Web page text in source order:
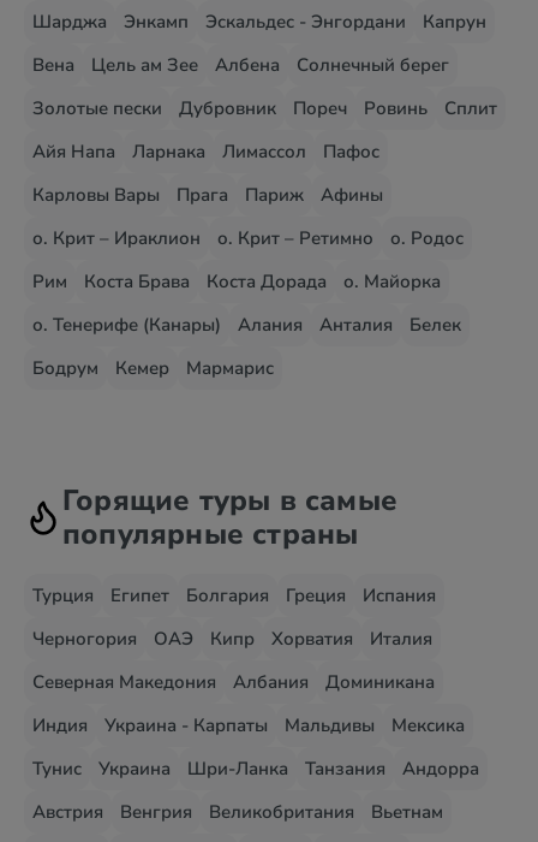
Шарджа
Энкамп Эскальдес - Энгордани
Капрун
Вена
Цель ам Зее Албена
Солнечный берег
Золотые пески
Дубровник Пореч Ровинь
Сплит
Айя Напа
Ларнака Лимассол
Пафос
Карловы Вары
Прага Париж
Афины
о. Крит – Ираклион
о. Крит – Ретимно
о. Родос
Рим
Коста Брава Коста Дорада
о. Майорка
о. Тенерифе (Канары)
Алания Анталия
Белек
Бодрум
Кемер Мармарис
Горящие туры в самые
популярные страны
Турция Египет Болгария Греция
Испания
Черногория
ОАЭ Кипр Хорватия
Италия
Северная Македония
Албания
Доминикана
Индия
Украина - Карпаты Мальдивы
Мексика
Тунис
Украина Шри-Ланка Танзания
Андорра
Австрия
Венгрия Великобритания
Вьетнам